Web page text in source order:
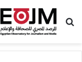
بحث عن